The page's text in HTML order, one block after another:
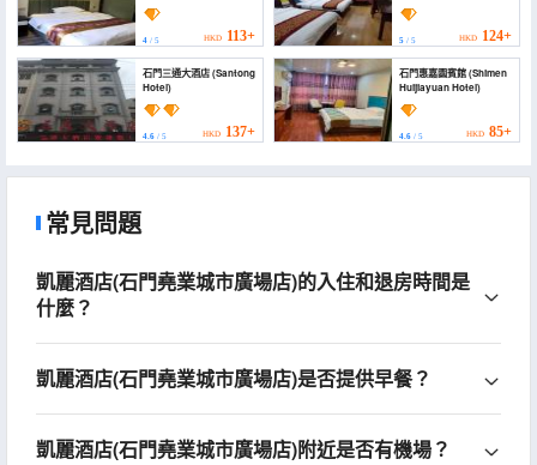
4 / 5 HKD 113+ 5/ 5 HKD 124+
石門三通大酒店 (Santong
Hotel)
4.6 / 5 HKD 137+
石門惠嘉園賓館 (Shimen
Huijiayuan Hotel)
4.6/ 5 HKD 85+
常見問題
凱麗酒店(石門堯業城市廣場店)的入住和退房時間是
什麼？
凱麗酒店(石門堯業城市廣場店)是否提供早餐？
凱麗酒店(石門堯業城市廣場店)附近是否有機場？